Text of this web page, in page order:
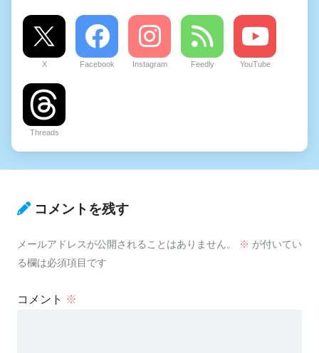
X Facebook Instagram Feedly YouTube
Threads
コメントを残す
メールアドレスが公開されることはありません。 ※ が付いてい
る欄は必須項目です
コメント ※